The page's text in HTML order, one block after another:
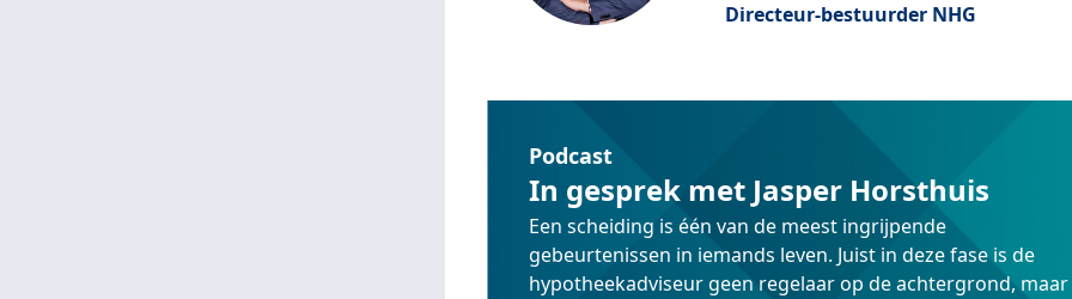
Directeur-bestuurder NHG
Podcast
In gesprek met Jasper Horsthuis
Een scheiding is één van de meest ingrijpende
gebeurtenissen in iemands leven. Juist in deze fase is de
hypotheekadviseur geen regelaar op de achtergrond, maar